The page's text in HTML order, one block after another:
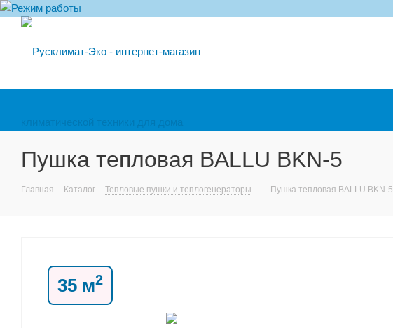
Пушка тепловая BALLU BKN-5
Главная - Каталог - Тепловые пушки и теплогенераторы - Пушка тепловая BALLU BKN-5
35 м2